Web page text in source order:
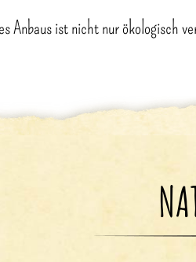
Anbaus ist nicht nur ökologisch